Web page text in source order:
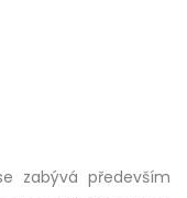
zabývá především